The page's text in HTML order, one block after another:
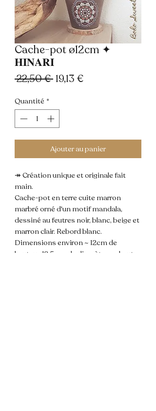
Cache-pot ø12cm ✦
𝐇𝐈𝐍𝐀𝐑𝐈
22,50 € Prix
19,13 €
Quantité *
Ajouter au panier
↠ Création unique et originale fait
main.
Cache-pot en terre cuite marron
marbré orné d'un motif mandala,
dessiné au feutres noir, blanc, beige et
marron clair. Rebord blanc.
Dimensions environ ~ 12cm de
hauteur, 12,5 cm de diamètre en haut